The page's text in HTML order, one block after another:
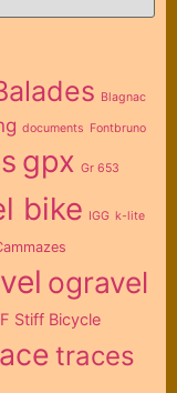
Blagnac
documents Fontbruno
gpx Gr 653
bike IGG k-lite
ogravel
Stiff Bicycle
traces